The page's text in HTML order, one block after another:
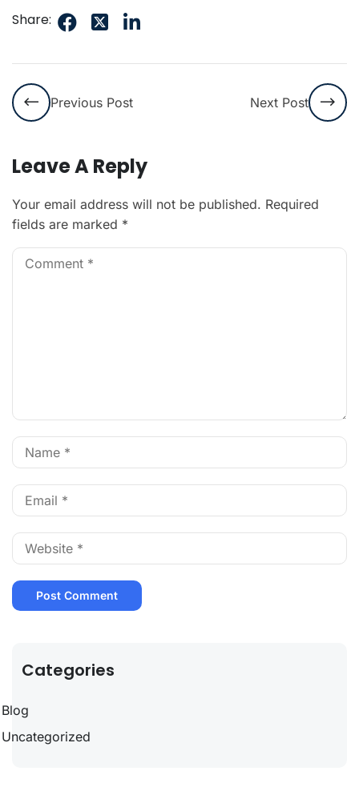
Share:
Previous Post Next Post
Leave A Reply
Your email address will not be published. Required
fields are marked *
Categories
Blog
Uncategorized